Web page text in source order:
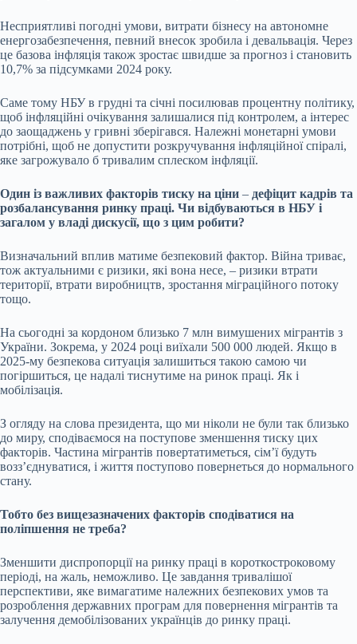
Несприятливі погодні умови, витрати бізнесу на автономне
енергозабезпечення, певний внесок зробила і девальвація. Через
це базова інфляція також зростає швидше за прогноз і становить
10,7% за підсумками 2024 року.
Саме тому НБУ в грудні та січні посилював процентну політику,
щоб інфляційні очікування залишалися під контролем, а інтерес
до заощаджень у гривні зберігався. Належні монетарні умови
потрібні, щоб не допустити розкручування інфляційної спіралі,
яке загрожувало б тривалим сплеском інфляції.
Один із важливих факторів тиску на ціни – дефіцит кадрів та
розбалансування ринку праці. Чи відбуваються в НБУ і
загалом у владі дискусії, що з цим робити?
Визначальний вплив матиме безпековий фактор. Війна триває,
тож актуальними є ризики, які вона несе, – ризики втрати
території, втрати виробництв, зростання міграційного потоку
тощо.
На сьогодні за кордоном близько 7 млн вимушених мігрантів з
України. Зокрема, у 2024 році виїхали 500 000 людей. Якщо в
2025-му безпекова ситуація залишиться такою самою чи
погіршиться, це надалі тиснутиме на ринок праці. Як і
мобілізація.
З огляду на слова президента, що ми ніколи не були так близько
до миру, сподіваємося на поступове зменшення тиску цих
факторів. Частина мігрантів повертатиметься, сімʼї будуть
воззʼєднуватися, і життя поступово повернеться до нормального
стану.
Тобто без вищезазначених факторів сподіватися на
поліпшення не треба?
Зменшити диспропорції на ринку праці в короткостроковому
періоді, на жаль, неможливо. Це завдання тривалішої
перспективи, яке вимагатиме належних безпекових умов та
розроблення державних програм для повернення мігрантів та
залучення демобілізованих українців до ринку праці.